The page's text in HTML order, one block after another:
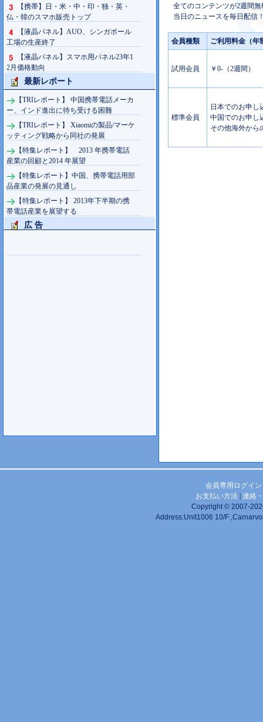
【携帯】日・米・中・印・独・英・
仏・韓のスマホ販売トップ
【液晶パネル】AUO、シンガポール
工場の生産終了
【液晶パネル】スマホ用パネル23年1
2月価格動向
最新レポート
【TRIレポート】 中国携帯電話メーカ
ー、インド進出に待ち受ける困難
【TRIレポート】 Xiaomiの製品/マーケ
ッティング戦略から同社の発展
【特集レポート】 2013 年携帯電話
産業の回顧と2014 年展望
【特集レポート】中国、携帯電話用部
品産業の発展の見通し
【特集レポート】 2013年下半期の携
帯電話産業を展望する
広 告
全てのコンテンツが2週間
当日のニュースを毎日配信
会員種類 ご利用料金（年
試用会員 ￥0-（2週間）
標準会員
日本でのお申し
中国でのお申し
その他海外から